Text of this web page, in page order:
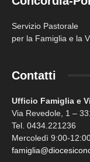
Servizio Pastorale
per la Famiglia e la
Contatti
Ufficio Famiglia e
Via Revedole, 1 –
Tel. 0434.221236
Mercoledì 9:00-